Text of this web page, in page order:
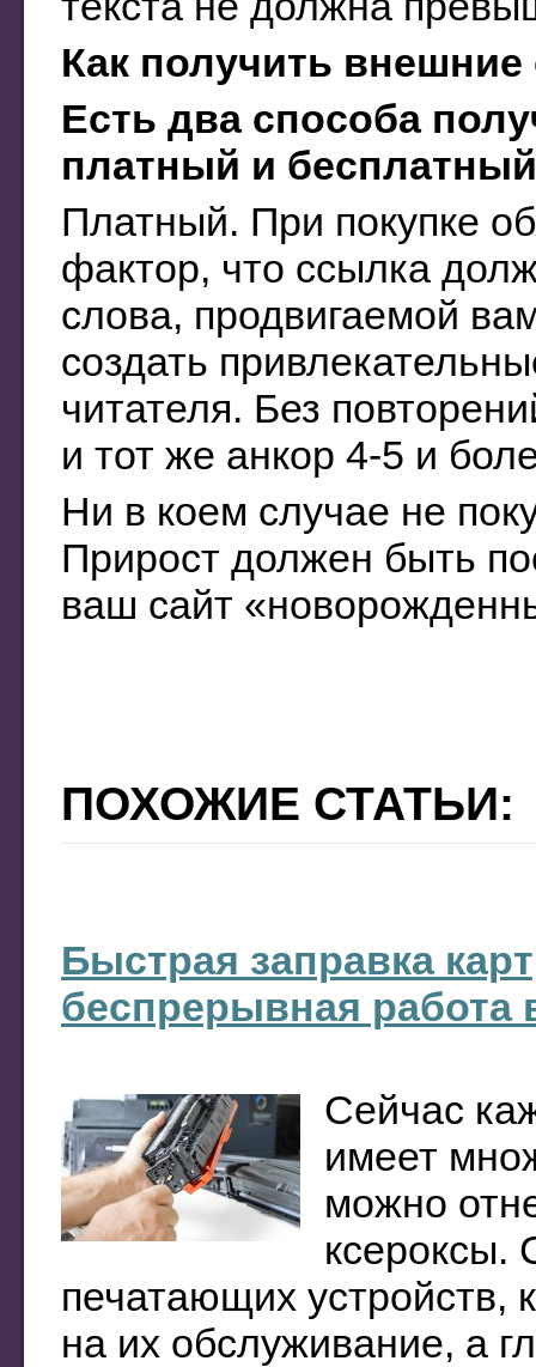
Как получить
Есть два способа
платный и
Платный. При покупке
фактор, что ссылка
слова, продвигаемой
создать
читателя. Без
и тот же анкор 4-5 и
Ни в коем случае не
Прирост должен быть
ваш сайт
ПОХОЖИЕ СТАТЬИ:
Быстрая заправка
беспрерывная работа
Сейчас
имеет
можно
ксероксы.
печатающих устройств,
на их обслуживание, а